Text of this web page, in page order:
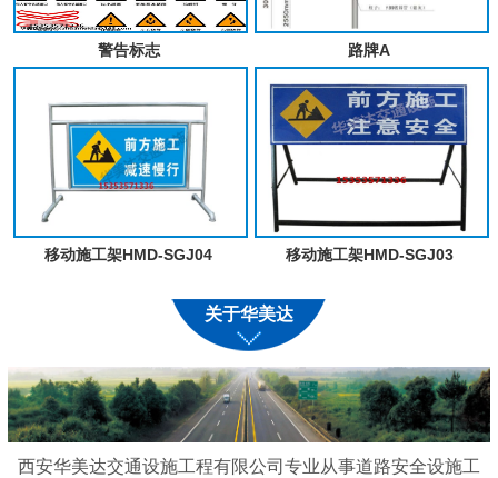
警告标志 路牌A
移动施工架HMD-SGJ04 移动施工架HMD-SGJ03
关于华美达
西安华美达交通设施工程有限公司专业从事道路安全设施工